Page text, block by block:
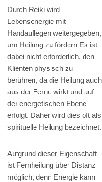
Durch Reiki wird
Lebensenergie mit
Handauflegen weitergegeben,
um Heilung zu fördern Es ist
dabei nicht erforderlich, den
Klienten physisch zu
berühren, da die Heilung auch
aus der Ferne wirkt und auf
der energetischen Ebene
erfolgt. Daher wird dies oft als
spirituelle Heilung bezeichnet.
Aufgrund dieser Eigenschaft
ist Fernheilung über Distanz
möglich, denn Energie kann